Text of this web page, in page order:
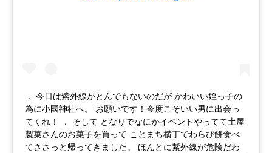
． 今日は紫外線がとんでもないのだが かわいい姪っ子の
為に小國神社へ。 お願いです！今度こそいい男に出会っ
てくれ！ ． そして となりでなにかイベントやってて土屋
製菓さんのお菓子を買って ことまち横丁でわらび餅食べ
てささっと帰ってきました。 ほんとに紫外線が危険だわ